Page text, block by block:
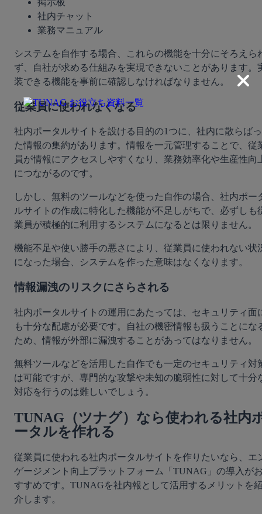
掲示板
社内チャット
業務マニュアル
システムを自作する場合、これらの機能を十分にそろえら
ず、自社が求める仕組みを実現できないことがあります。
装できる機能を事前に確認しなければなりません。
従業員に使われなくなる
社内ポータルサイトを設ける目的の1つに、社内に散らばっ
た情報の集約があります。情報を一元管理することで、従
員が情報にアクセスしやすくなり、業務効率化や生産性向
につながるのです。
しかし、無料のツールなどを使った自作の場合、社内ポー
ルサイトの作成に特化した機能が不足しがちで、必ずしも
業員が積極的に利用するシステムになるとは限りません。
機能不足や使い勝手の悪さにより、従業員に使われない状
になった場合、システムを作った意味はなくなります。
情報漏洩のリスクにさらされる
社内ポータルサイトの運用にあたっては、セキュリティ面
も十分な配慮が必要です。自社の機密情報も扱うことにな
ため、情報が外部に漏洩することがあってはなりません。
無料ツールなどを活用した自作でも一定のセキュリティ対
は可能ですが、専門的な攻撃や未知の脆弱性に対して十分
対応を行うのは難しいでしょう。
TUNAG（ツナグ）なら使われる社内
ータルを作れる
従業員に使われる社内ポータルサイトを作りたいなら、エ
ゲージメント向上プラットフォーム「TUNAG」の導入が
すすめです。TUNAGを社内報として活用するメリットを
介します。